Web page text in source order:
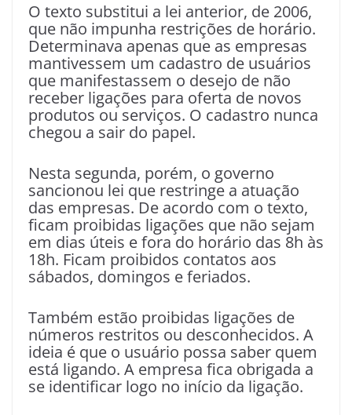
O texto substitui a lei anterior, de 2006,
que não impunha restrições de horário.
Determinava apenas que as empresas
mantivessem um cadastro de usuários
que manifestassem o desejo de não
receber ligações para oferta de novos
produtos ou serviços. O cadastro nunca
chegou a sair do papel.
Nesta segunda, porém, o governo
sancionou lei que restringe a atuação
das empresas. De acordo com o texto,
ficam proibidas ligações que não sejam
em dias úteis e fora do horário das 8h às
18h. Ficam proibidos contatos aos
sábados, domingos e feriados.
Também estão proibidas ligações de
números restritos ou desconhecidos. A
ideia é que o usuário possa saber quem
está ligando. A empresa fica obrigada a
se identificar logo no início da ligação.